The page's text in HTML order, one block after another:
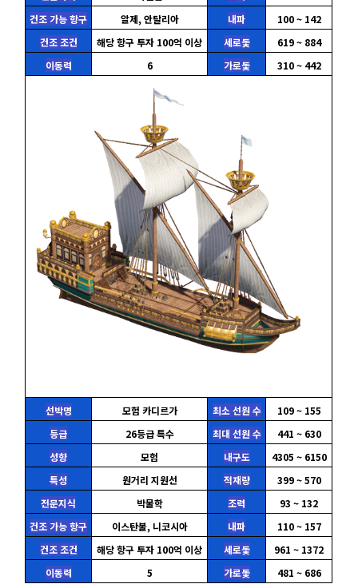
건조 가능 항구
알제, 안탈리아 내파
100 ~ 142
건조 조건
해당 항구 투자 100억 이상 세로돛
619 ~ 884
이동력
6 가로돛 310 ~ 442
선박명 모험 카디르가 최소 선원 수
109 ~ 155
등급
26등급 특수 최대 선원 수
441 ~ 630
성향
모험 내구도
4305 ~ 6150
특성
원거리 지원선 적재량
399 ~ 570
전문지식
박물학 조력
93 ~ 132
건조 가능 항구
이스탄불, 니코시아 내파
110 ~ 157
건조 조건
해당 항구 투자 100억 이상 세로돛
961 ~ 1372
이동력
5 가로돛 481 ~ 686